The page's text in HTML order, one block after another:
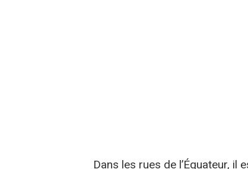
Dans les rues de l’Équateur,